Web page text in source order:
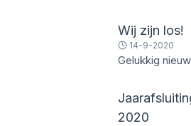
Wij zijn los!
14-9-2020
Gelukkig
2020